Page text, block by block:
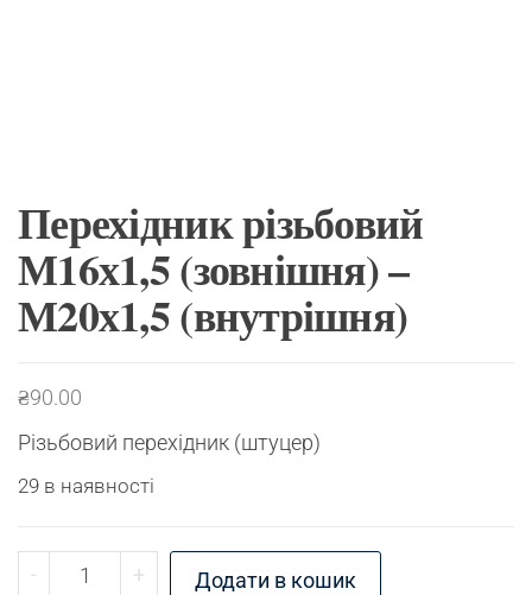
Перехідник різьбовий
М16х1,5 (зовнішня) –
М20х1,5 (внутрішня)
₴90.00
Різьбовий перехідник (штуцер)
29 в наявності
- Перехідник різьбовий М16х1,5 (зовнішня) -
+ Додати в кошик